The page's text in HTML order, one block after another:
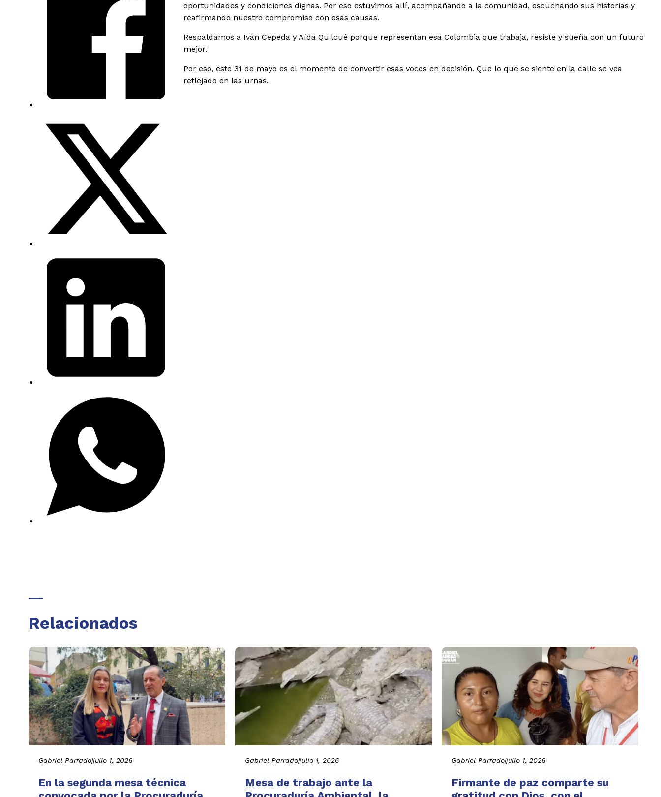
oportunidades y condiciones dignas. Por eso estuvimos allí, acompañando a la comunidad, escuchando sus historias y
reafirmando nuestro compromiso con esas causas.
Respaldamos a Iván Cepeda y Aída Quilcué porque representan esa Colombia que trabaja, resiste y sueña con un futuro
mejor.
Por eso, este 31 de mayo es el momento de convertir esas voces en decisión. Que lo que se siente en la calle se vea
reflejado en las urnas.
Relacionados
Gabriel Parrado|julio 1, 2026
En la segunda mesa técnica
Gabriel Parrado|julio 1, 2026
Mesa de trabajo ante la
Gabriel Parrado|julio 1, 2026
Firmante de paz comparte su